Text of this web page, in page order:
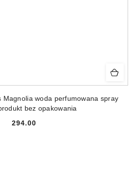
Magnolia woda perfumowana spray
bez opakowania
Cena:
294.00